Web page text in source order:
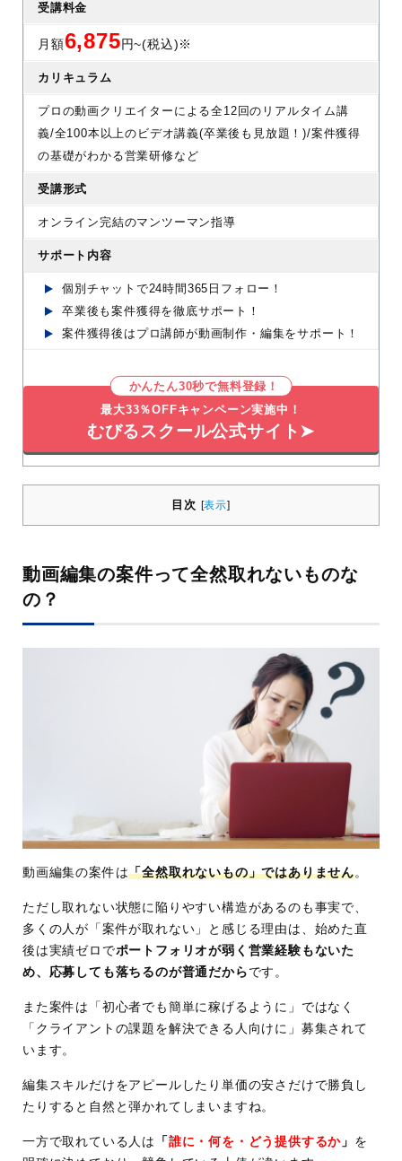
受講料金
月額6,875 円~(税込)※
カリキュラム
プロの動画クリエイターによる全12回のリアルタイム講
義/全100本以上のビデオ講義(卒業後も見放題！)/案件獲得
の基礎がわかる営業研修など
受講形式
オンライン完結のマンツーマン指導
サポート内容
個別チャットで24時間365日フォロー！
卒業後も案件獲得を徹底サポート！
案件獲得後はプロ講師が動画制作・編集をサポート！
かんたん30秒で無料登録！
最大33％OFFキャンペーン実施中！
むびるスクール公式サイト➤
目次 [表示]
動画編集の案件って全然取れないものな
の？
動画編集の案件は「全然取れないもの」ではありません。
ただし取れない状態に陥りやすい構造があるのも事実で、
多くの人が「案件が取れない」と感じる理由は、始めた直
後は実績ゼロでポートフォリオが弱く営業経験もないた
め、応募しても落ちるのが普通だから です。
また案件は「初心者でも簡単に稼げるように」ではなく
「クライアントの課題を解決できる人向けに」募集されて
います。
編集スキルだけをアピールしたり単価の安さだけで勝負し
たりすると自然と弾かれてしまいますね。
一方で取れている人は 「 誰に・何を・どう提供するか 」 を